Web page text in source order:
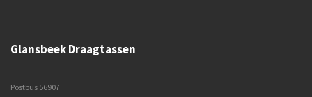
Glansbeek Draagtassen
Postbus 56907